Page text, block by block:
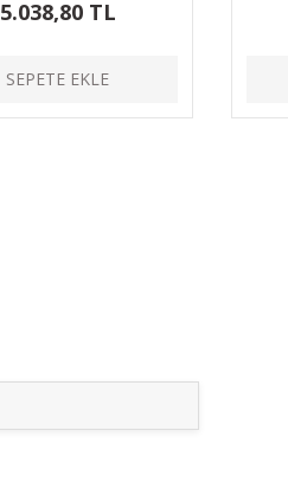
5.038,80 TL
SEPETE EKLE